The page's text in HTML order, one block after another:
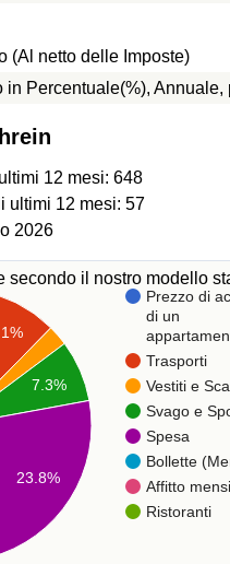
(Al netto delle Imposte)
in Percentuale(%),
12 mesi: 648
ultimi 12 mesi: 57
2026
secondo il nostro modello
Prezzo di
di un
Trasporti
Vestiti e
Svago e
Spesa
Bollette
Affitto
Ristoranti
7.3%
23.8%